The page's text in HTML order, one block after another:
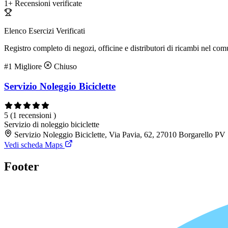
1+ Recensioni verificate
Elenco Esercizi Verificati
Registro completo di negozi, officine e distributori di ricambi nel
#1 Migliore Chiuso
Servizio Noleggio Biciclette
5 (1 recensioni )
Servizio di noleggio biciclette
Servizio Noleggio Biciclette, Via Pavia, 62, 27010 Borgarello PV
Vedi scheda Maps
Footer